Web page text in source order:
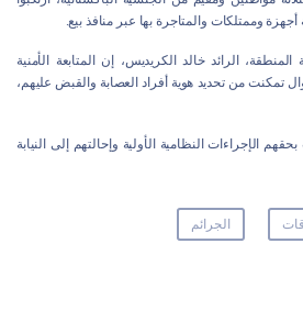
وممتلكات والمتاجرة بها عبر منافذ بيع.
الرائد خالد الكريديس، إن المتابعة الأمنية
تمكنت ‏من تحديد هوية أفراد العصابة والقبض عليهم،
الإجراءات النظامية ‏الأولية وإحالتهم إلى النيابة
الجرائم